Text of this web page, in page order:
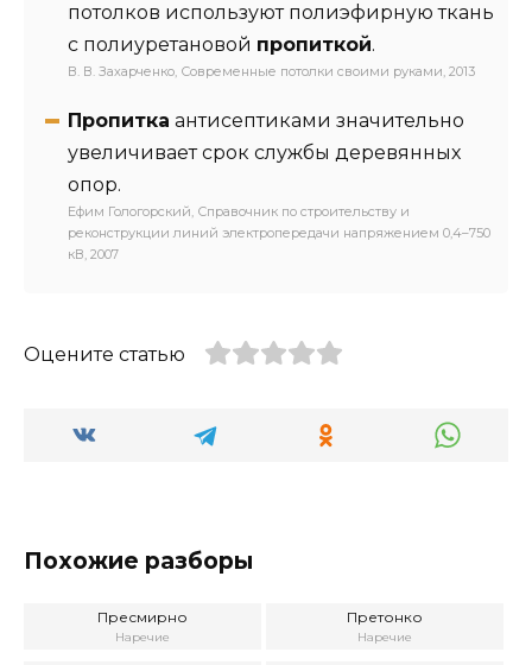
потолков используют полиэфирную ткань
с полиуретановой пропиткой.
В. В. Захарченко, Современные потолки своими руками, 2013
Пропитка антисептиками значительно
увеличивает срок службы деревянных
опор.
Ефим Гологорский, Справочник по строительству и
реконструкции линий электропередачи напряжением 0,4–750
кВ, 2007
Оцените статью
Похожие разборы
Пресмирно
Наречие
Претонко
Наречие